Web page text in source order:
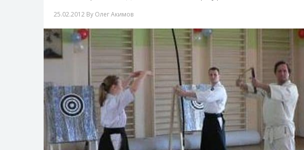
25.02.2012 By Олег Акимов